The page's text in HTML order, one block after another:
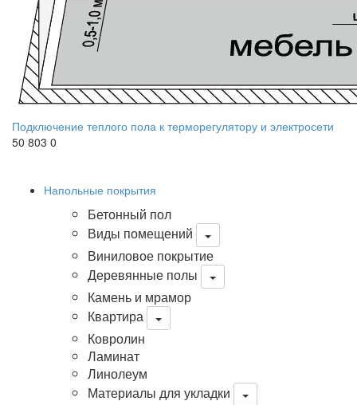
Подключение теплого пола к терморегулятору и электросети
50 803 0
Напольные покрытия
Бетонный пол
Виды помещений
Виниловое покрытие
Деревянные полы
Камень и мрамор
Квартира
Ковролин
Ламинат
Линолеум
Материалы для укладки